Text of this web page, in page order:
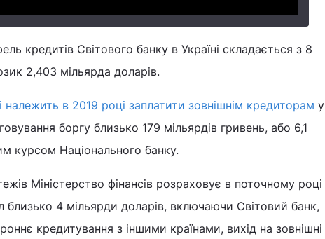
кредитів Світового банку в Україні складається з 8
2,403 мільярда доларів.
належить в 2019 році заплатити зовнішнім кредиторам у
боргу близько 179 мільярдів гривень, або 6,1
курсом Національного банку.
Міністерство фінансів розраховує в поточному році
близько 4 мільярди доларів, включаючи Світовий банк,
кредитування з іншими країнами, вихід на зовнішні